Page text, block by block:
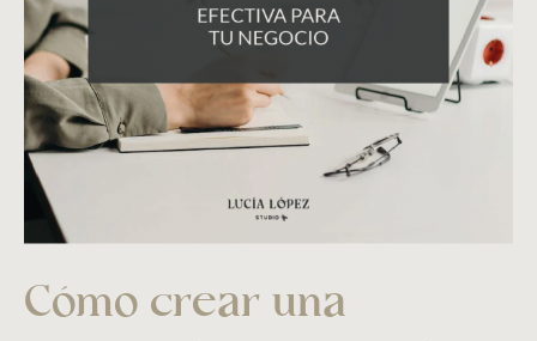
Cómo crear una